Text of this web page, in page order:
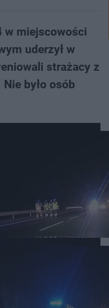
w miejscowości
uderzył w
strażacy z
było osób